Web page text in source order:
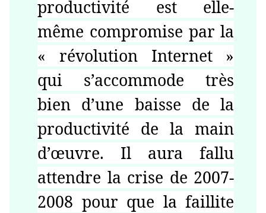
productivité est elle-
même compromise par la
« révolution Internet »
qui s’accommode très
bien d’une baisse de la
productivité de la main
d’œuvre. Il aura fallu
attendre la crise de 2007-
2008 pour que la faillite